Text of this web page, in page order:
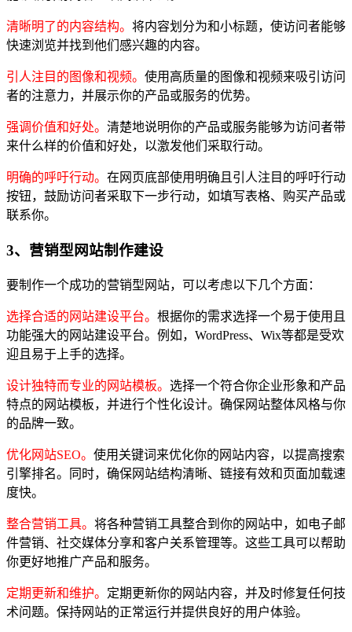
清晰明了的内容结构。 将内容划分为和小标题，使访问者能够
快速浏览并找到他们感兴趣的内容。
引人注目的图像和视频。 使用高质量的图像和视频来吸引访问
者的注意力，并展示你的产品或服务的优势。
强调价值和好处。 清楚地说明你的产品或服务能够为访问者带
来什么样的价值和好处，以激发他们采取行动。
明确的呼吁行动。 在网页底部使用明确且引人注目的呼吁行动
按钮，鼓励访问者采取下一步行动，如填写表格、购买产品或
联系你。
3、营销型网站制作建设
要制作一个成功的营销型网站，可以考虑以下几个方面：
选择合适的网站建设平台。 根据你的需求选择一个易于使用且
功能强大的网站建设平台。例如，WordPress、Wix等都是受欢
迎且易于上手的选择。
设计独特而专业的网站模板。 选择一个符合你企业形象和产品
特点的网站模板，并进行个性化设计。确保网站整体风格与你
的品牌一致。
优化网站SEO。 使用关键词来优化你的网站内容，以提高搜索
引擎排名。同时，确保网站结构清晰、链接有效和页面加载速
度快。
整合营销工具。 将各种营销工具整合到你的网站中，如电子邮
件营销、社交媒体分享和客户关系管理等。这些工具可以帮助
你更好地推广产品和服务。
定期更新和维护。 定期更新你的网站内容，并及时修复任何技
术问题。保持网站的正常运行并提供良好的用户体验。